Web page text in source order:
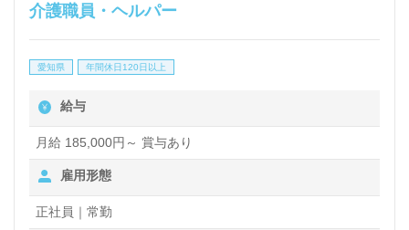
介護職員・ヘルパー
愛知県 年間休日120日以上
給与
月給 185,000円～ 賞与あり
雇用形態
正社員｜常勤